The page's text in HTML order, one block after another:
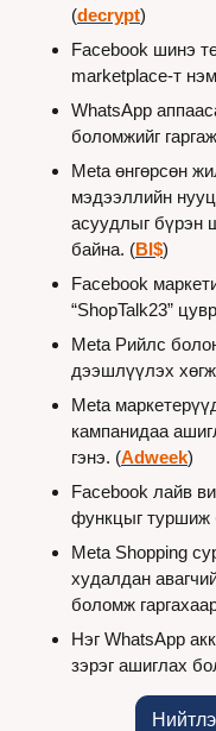
(decrypt)
Facebook шинэ
marketplace-т
WhatsApp
боломжийг
Meta өнгөрсөн
мэдээллийн
асуудлыг бүрэн
байна. (BI$)
Facebook
“ShopTalk23”
Meta Рийлс
дээшлүүлэх
Meta
кампанидаа
гэнэ. (Adweek)
Facebook лайв
функцыг туршиж
Meta Shopping
худалдан
боломж
Нэг WhatsApp
зэрэг ашиглах